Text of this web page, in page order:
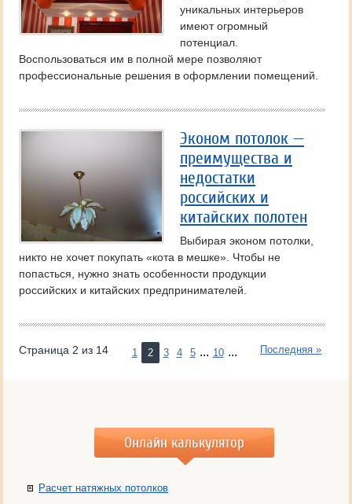
уникальных интерьеров
имеют огромный
потенциал.
Воспользоваться им в полной мере позволяют
профессиональные решения в оформлении помещений.
Эконом потолок —
преимущества и
недостатки
российских и
китайских полотен
Выбирая эконом потолки,
никто не хочет покупать «кота в мешке». Чтобы не
попасться, нужно знать особенности продукции
российских и китайских предпринимателей.
Страница 2 из 14 1 2 3 4 5 ... 10 ... Последняя »
Онлайн калькулятор
Расчет натяжных потолков